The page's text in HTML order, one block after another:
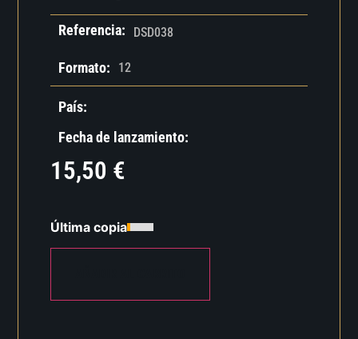
Referencia: DSD038
Formato: 12
País:
Fecha de lanzamiento:
15,50 €
Última copia